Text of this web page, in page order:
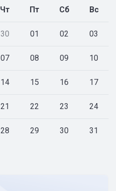
Чт Пт Сб Вс
30 01 02 03
07 08 09 10
14 15 16 17
21 22 23 24
28 29 30 31